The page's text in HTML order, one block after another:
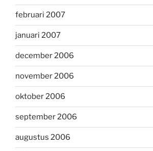
februari 2007
januari 2007
december 2006
november 2006
oktober 2006
september 2006
augustus 2006